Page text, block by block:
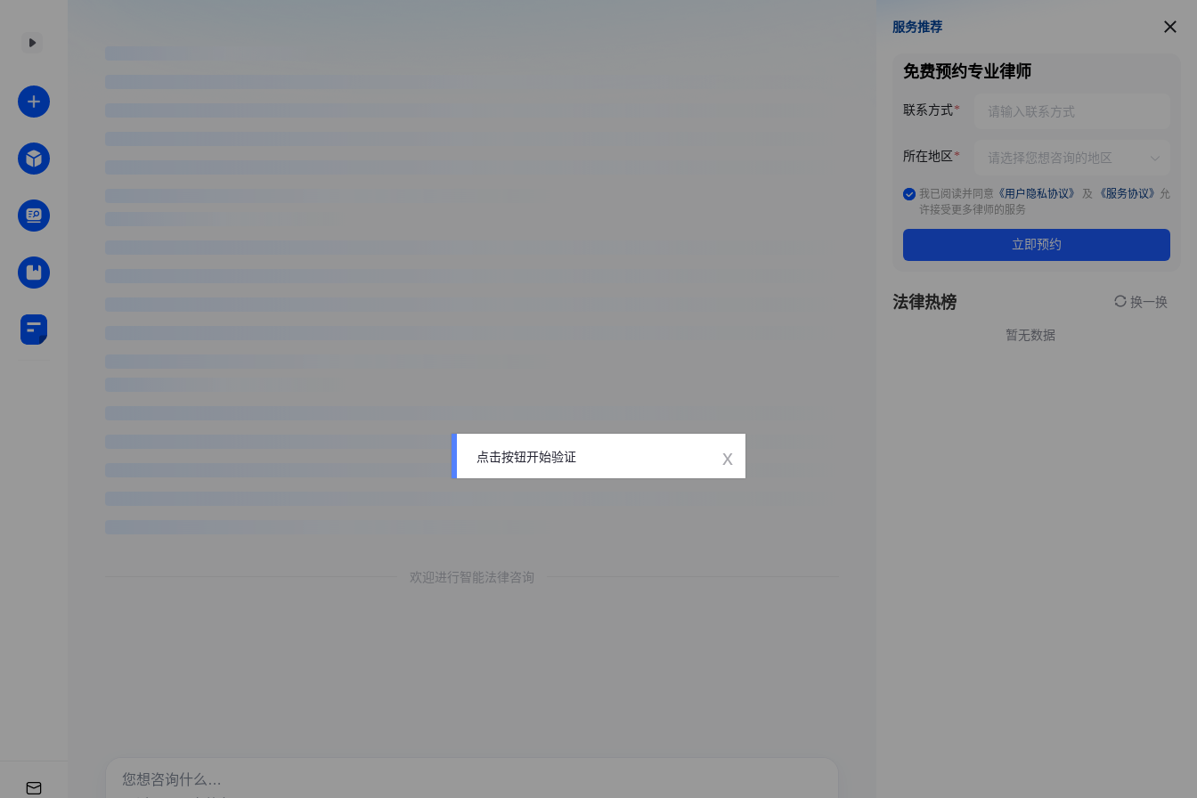
欢迎进行智能法律咨询
服务推荐
服务推荐
免费预约专业律师
联系方式
所在地区
我已阅读并同意 《用户隐私协议》 及 《服务协议》 允
许接受更多律师的服务
立即预约
法律热榜 换一换
暂无数据
点击按钮开始验证 x